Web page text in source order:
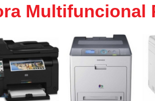
Multifuncional